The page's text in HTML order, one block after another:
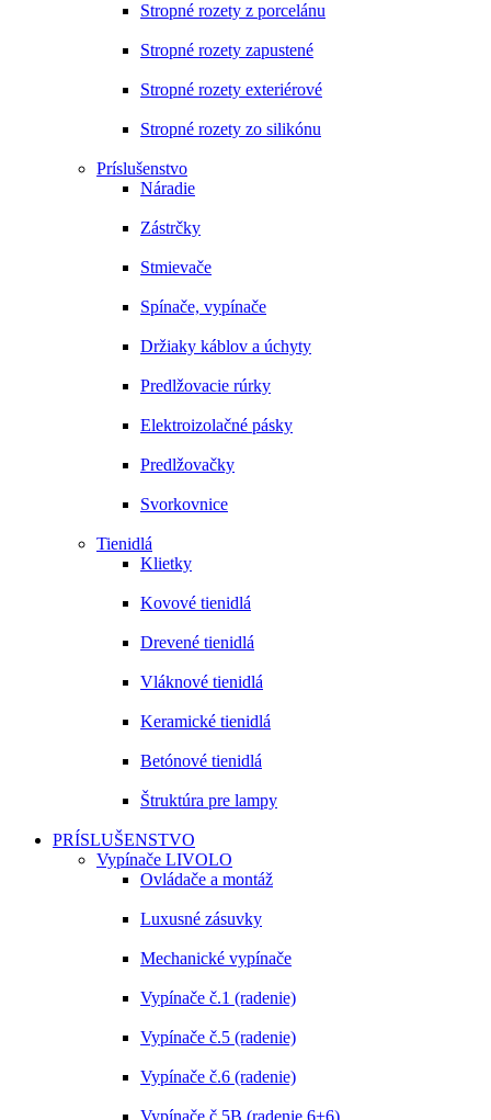
Stropné rozety z porcelánu
Stropné rozety zapustené
Stropné rozety exteriérové
Stropné rozety zo silikónu
Príslušenstvo
Náradie
Zástrčky
Stmievače
Spínače, vypínače
Držiaky káblov a úchyty
Predlžovacie rúrky
Elektroizolačné pásky
Predlžovačky
Svorkovnice
Tienidlá
Klietky
Kovové tienidlá
Drevené tienidlá
Vláknové tienidlá
Keramické tienidlá
Betónové tienidlá
Štruktúra pre lampy
PRÍSLUŠENSTVO
Vypínače LIVOLO
Ovládače a montáž
Luxusné zásuvky
Mechanické vypínače
Vypínače č.1 (radenie)
Vypínače č.5 (radenie)
Vypínače č.6 (radenie)
Vypínače č.5B (radenie 6+6)